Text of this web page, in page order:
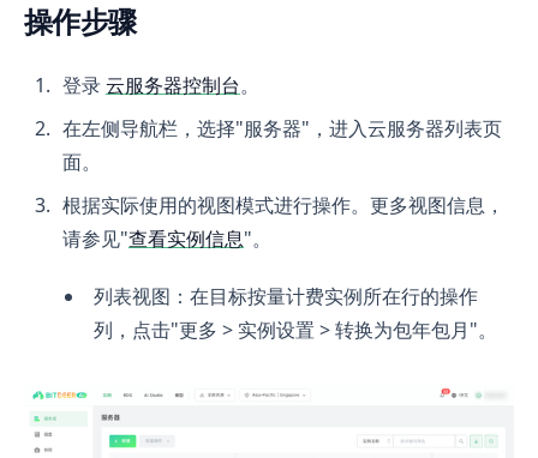
操作步骤
登录云服务器控制台。
在左侧导航栏，选择"服务器"，进入云服务器列表页
面。
根据实际使用的视图模式进行操作。更多视图信息，
请参见"查看实例信息"。
列表视图：在目标按量计费实例所在行的操作
列，点击"更多 > 实例设置 > 转换为包年包月"。